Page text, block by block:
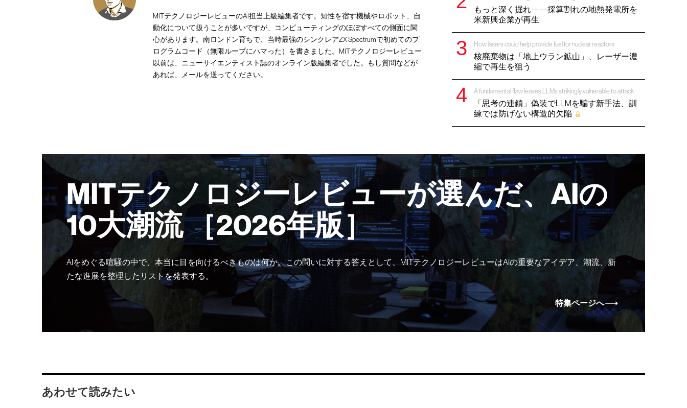
もっと深く掘れ——採算割れの地熱発電所を
米新興企業が再生
How lasers could help provide fuel for nuclear reactors
核廃棄物は「地上ウラン鉱山」、レーザー濃
縮で再生を狙う
A fundamental flaw leaves LLMs strikingly vulnerable to attack
「思考の連鎖」偽装でLLMを騙す新手法、訓
練では防げない構造的欠陥
MITテクノロジーレビューのAI担当上級編集者です。知性を宿す機械やロボット、自
動化について扱うことが多いですが、コンピューティングのほぼすべての側面に関
心があります。南ロンドン育ちで、当時最強のシンクレアZX Spectrumで初めてのプ
ログラムコード（無限ループにハマった）を書きました。MITテクノロジーレビュー
以前は、ニューサイエンティスト誌のオンライン版編集者でした。もし質問などが
あれば、
メールを送ってください。
MITテクノロジーレビューが選んだ、AIの
10大潮流 ［2026年版］
AIをめぐる喧騒の中で、本当に目を向けるべきものは何か。この問いに対する答えとして、MITテクノロジーレビューはAIの重要なアイデア、潮流、新
たな進展を整理したリストを発表する。
特集ページへ
あわせて読みたい